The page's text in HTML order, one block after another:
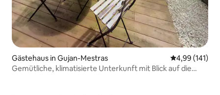
Gästehaus in Gujan-Mestras
4,99 (141)
Gemütliche, klimatisierte Unterkunft mit Blick auf die